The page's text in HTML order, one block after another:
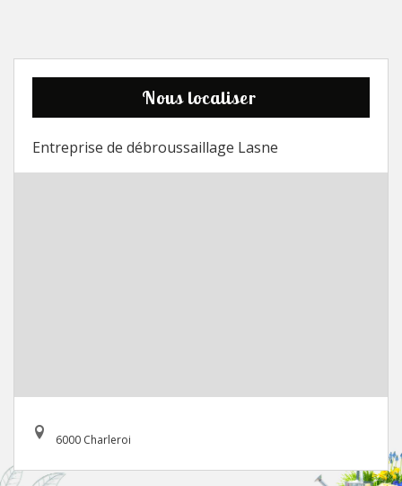
Nous localiser
Entreprise de débroussaillage Lasne
6000 Charleroi